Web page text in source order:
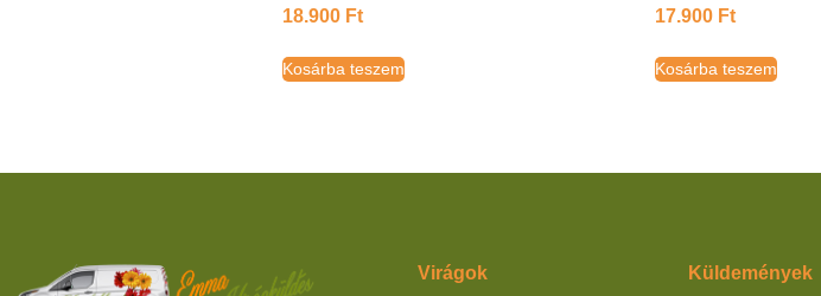
18.900 Ft
Kosárba teszem
17.900 Ft
Kosárba teszem
Virágok Küldemények